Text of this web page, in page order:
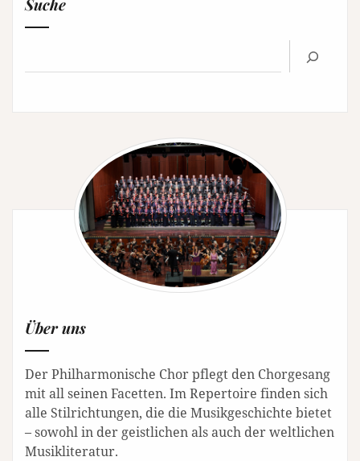
Suche
Über uns
Der Philharmonische Chor pflegt den Chorgesang
mit all seinen Facetten. Im Repertoire finden sich
alle Stilrichtungen, die die Musikgeschichte bietet
– sowohl in der geistlichen als auch der weltlichen
Musikliteratur.